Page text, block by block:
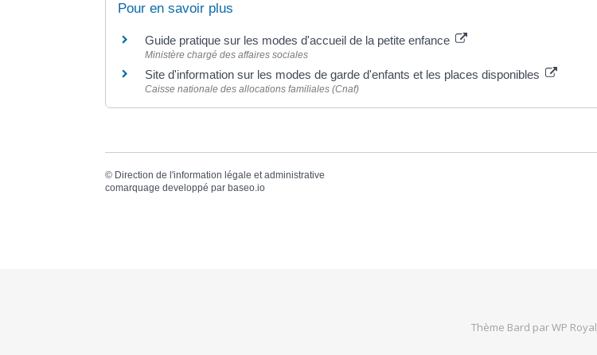
Pour en savoir plus
Guide pratique sur les modes d'accueil de la petite enfance
Ministère chargé des affaires sociales
Site d'information sur les modes de garde d'enfants et les places disponibles
Caisse nationale des allocations familiales (Cnaf)
© Direction de l'information légale et administrative
comarquage developpé par baseo.io
Thème Bard parWP Royal